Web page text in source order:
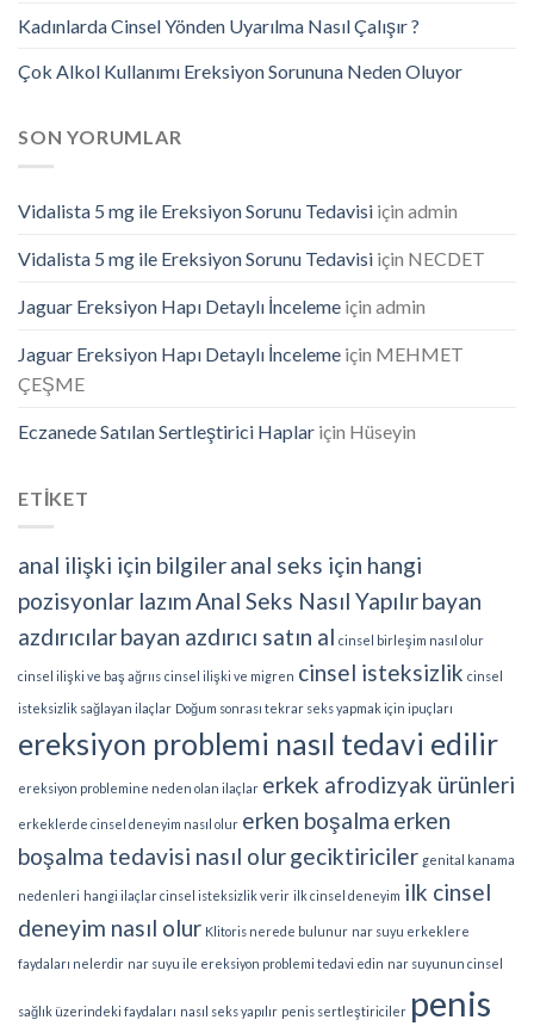
Kadınlarda Cinsel Yönden Uyarılma Nasıl Çalışır ?
Çok Alkol Kullanımı Ereksiyon Sorununa Neden Oluyor
SON YORUMLAR
Vidalista 5 mg ile Ereksiyon Sorunu Tedavisi için admin
Vidalista 5 mg ile Ereksiyon Sorunu Tedavisi için NECDET
Jaguar Ereksiyon Hapı Detaylı İnceleme için admin
Jaguar Ereksiyon Hapı Detaylı İnceleme için MEHMET
ÇEŞME
Eczanede Satılan Sertleştirici Haplar için Hüseyin
ETİKET
anal ilişki için bilgileranal seks için hangi
pozisyonlar lazımAnal Seks Nasıl Yapılırbayan
azdırıcılarbayan azdırıcı satın al cinsel birleşim nasıl olur
cinsel ilişki ve baş ağrııs cinsel ilişki ve migren cinsel isteksizlik cinsel
isteksizlik sağlayan ilaçlar Doğum sonrası tekrar seks yapmak için ipuçları
ereksiyon problemi nasıl tedavi edilir
ereksiyon problemine neden olan ilaçlar erkek afrodizyak ürünleri
erkeklerde cinsel deneyim nasıl olur erken boşalma erken
boşalma tedavisi nasıl olurgeciktiriciler genital kanama
nedenleri hangi ilaçlar cinsel isteksizlik verir ilk cinsel deneyim ilk cinsel
deneyim nasıl olur Klitoris nerede bulunur nar suyu erkeklere
faydaları nelerdir nar suyu ile ereksiyon problemi tedavi edin nar suyunun cinsel
sağlık üzerindeki faydaları nasıl seks yapılır penis sertleştiriciler penis